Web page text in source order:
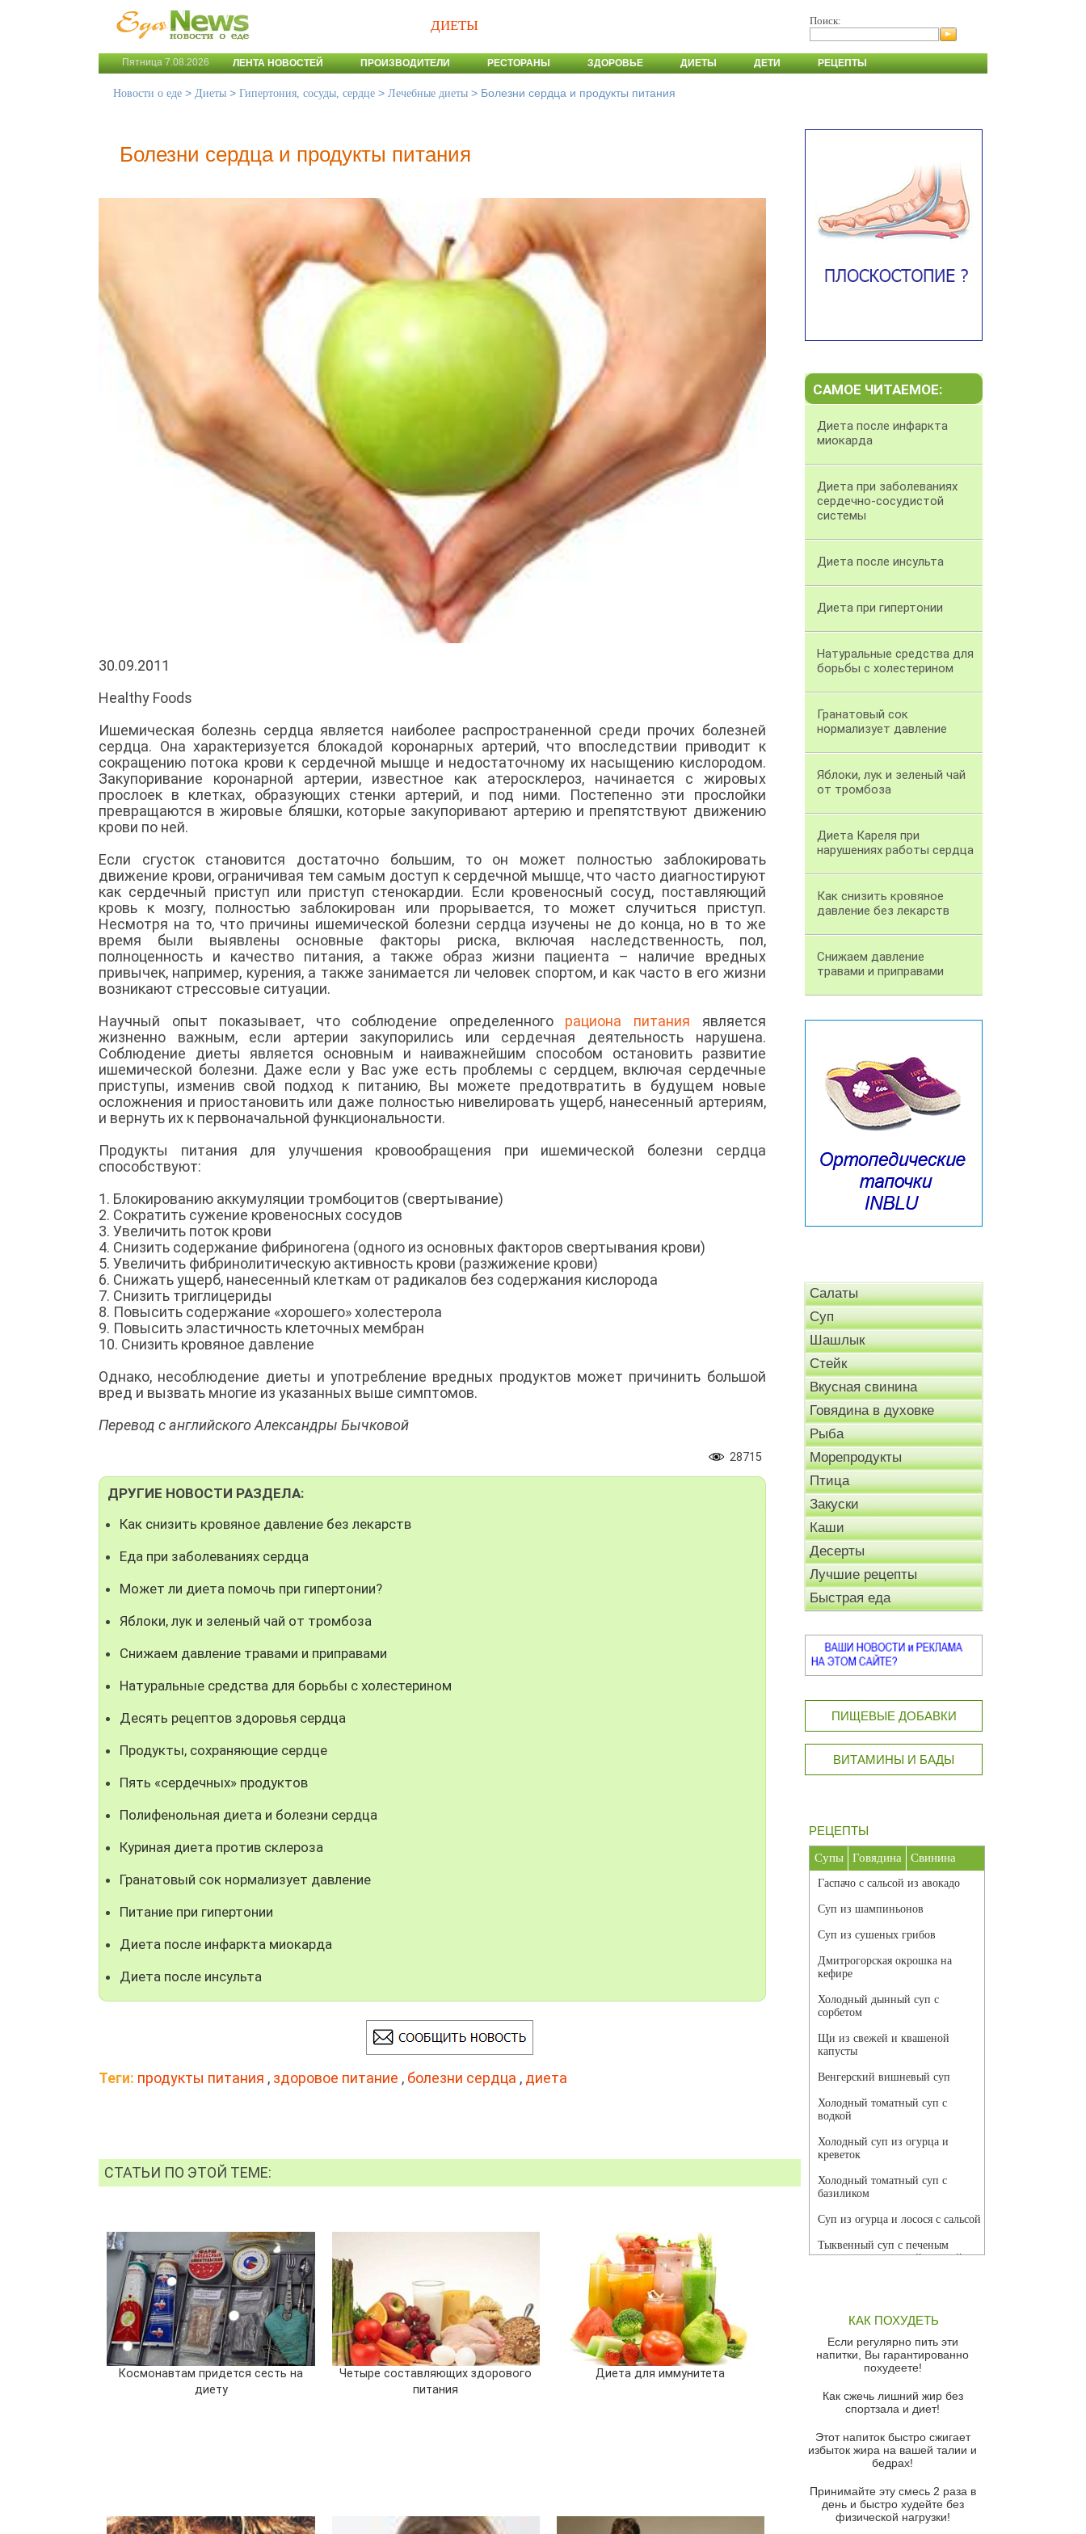
ДИЕТЫ Поиск:
Пятница 7.08.2026 ЛЕНТА НОВОСТЕЙ ПРОИЗВОДИТЕЛИ РЕСТОРАНЫ ЗДОРОВЬЕ ДИЕТЫ ДЕТИ РЕЦЕПТЫ
Новости о еде > Диеты > Гипертония, сосуды, сердце > Лечебные диеты > Болезни сердца и продукты питания
Болезни сердца и продукты питания
30.09.2011
Healthy Foods
Ишемическая болезнь сердца является наиболее распространенной среди прочих болезней
сердца. Она характеризуется блокадой коронарных артерий, что впоследствии приводит к
сокращению потока крови к сердечной мышце и недостаточному их насыщению кислородом.
Закупоривание коронарной артерии, известное как атеросклероз, начинается с жировых
прослоек в клетках, образующих стенки артерий, и под ними. Постепенно эти прослойки
превращаются в жировые бляшки, которые закупоривают артерию и препятствуют движению
крови по ней.
Если сгусток становится достаточно большим, то он может полностью заблокировать
движение крови, ограничивая тем самым доступ к сердечной мышце, что часто диагностируют
как сердечный приступ или приступ стенокардии. Если кровеносный сосуд, поставляющий
кровь к мозгу, полностью заблокирован или прорывается, то может случиться приступ.
Несмотря на то, что причины ишемической болезни сердца изучены не до конца, но в то же
время были выявлены основные факторы риска, включая наследственность, пол,
полноценность и качество питания, а также образ жизни пациента – наличие вредных
привычек, например, курения, а также занимается ли человек спортом, и как часто в его жизни
возникают стрессовые ситуации.
Научный опыт показывает, что соблюдение определенного рациона питания является
жизненно важным, если артерии закупорились или сердечная деятельность нарушена.
Соблюдение диеты является основным и наиважнейшим способом остановить развитие
ишемической болезни. Даже если у Вас уже есть проблемы с сердцем, включая сердечные
приступы, изменив свой подход к питанию, Вы можете предотвратить в будущем новые
осложнения и приостановить или даже полностью нивелировать ущерб, нанесенный артериям,
и вернуть их к первоначальной функциональности.
Продукты питания для улучшения кровообращения при ишемической болезни сердца
способствуют:
1. Блокированию аккумуляции тромбоцитов (свертывание)
2. Сократить сужение кровеносных сосудов
3. Увеличить поток крови
4. Снизить содержание фибриногена (одного из основных факторов свертывания крови)
5. Увеличить фибринолитическую активность крови (разжижение крови)
6. Снижать ущерб, нанесенный клеткам от радикалов без содержания кислорода
7. Снизить триглицериды
8. Повысить содержание «хорошего» холестерола
9. Повысить эластичность клеточных мембран
10. Снизить кровяное давление
Однако, несоблюдение диеты и употребление вредных продуктов может причинить большой
вред и вызвать многие из указанных выше симптомов.
Перевод с английского Александры Бычковой
28715
ДРУГИЕ НОВОСТИ РАЗДЕЛА:
Как снизить кровяное давление без лекарств
Еда при заболеваниях сердца
Может ли диета помочь при гипертонии?
Яблоки, лук и зеленый чай от тромбоза
Снижаем давление травами и приправами
Натуральные средства для борьбы с холестерином
Десять рецептов здоровья сердца
Продукты, сохраняющие сердце
Пять «сердечных» продуктов
Полифенольная диета и болезни сердца
Куриная диета против склероза
Гранатовый сок нормализует давление
Питание при гипертонии
Диета после инфаркта миокарда
Диета после инсульта
Теги: продукты питания , здоровое питание , болезни сердца , диета
СТАТЬИ ПО ЭТОЙ ТЕМЕ:
Космонавтам придется сесть на
диету
Четыре составляющих здорового
питания
Диета для иммунитета
САМОЕ ЧИТАЕМОЕ:
Диета после инфаркта
миокарда
Диета при заболеваниях
сердечно-сосудистой
системы
Диета после инсульта
Диета при гипертонии
Натуральные средства для
борьбы с холестерином
Гранатовый сок
нормализует давление
Яблоки, лук и зеленый чай
от тромбоза
Диета Кареля при
нарушениях работы сердца
Как снизить кровяное
давление без лекарств
Снижаем давление
травами и приправами
Салаты
Суп
Шашлык
Стейк
Вкусная свинина
Говядина в духовке
Рыба
Морепродукты
Птица
Закуски
Каши
Десерты
Лучшие рецепты
Быстрая еда
ПИЩЕВЫЕ ДОБАВКИ
ВИТАМИНЫ И БАДЫ
РЕЦЕПТЫ
Супы Говядина Свинина
Гаспачо с сальсой из авокадо
Суп из шампиньонов
Суп из сушеных грибов
Дмитрогорская окрошка на
кефире
Холодный дынный суп с
сорбетом
Щи из свежей и квашеной
капусты
Венгерский вишневый суп
Холодный томатный суп с
водкой
Холодный суп из огурца и
креветок
Холодный томатный суп с
базиликом
Суп из огурца и лосося с сальсой
Тыквенный суп с печеным
чесноком и томатной сальсой
красного перца
Парижский луковый суп
Суп из спаржи и горошка с
Суп-крем из цветной капусты
Французский луковый суп
Суп из баклажанов с моцареллой
Грибной крем-суп с кростини с
козьим сыром
КАК ПОХУДЕТЬ
Если регулярно пить эти
напитки, Вы гарантированно
похудеете!
Как сжечь лишний жир без
спортзала и диет!
Этот напиток быстро сжигает
избыток жира на вашей талии и
бедрах!
Принимайте эту смесь 2 раза в
день и быстро худейте без
физической нагрузки!